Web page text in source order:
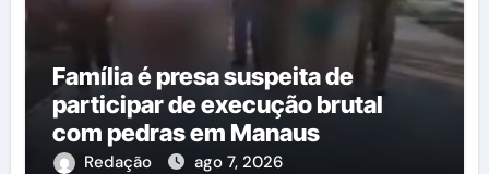
Família é presa suspeita de
participar de execução brutal
com pedras em Manaus
Redação ago 7, 2026